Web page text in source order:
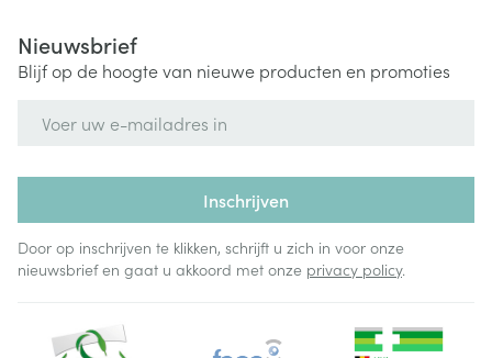
Nieuwsbrief
Blijf op de hoogte van nieuwe producten en promoties
Inschrijven
Door op inschrijven te klikken, schrijft u zich in voor onze
nieuwsbrief en gaat u akkoord met onze privacy policy.